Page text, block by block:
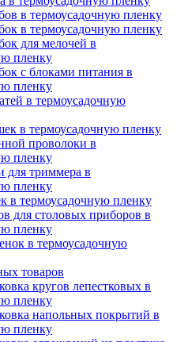
в термоусадочную пленку
в термоусадочную пленку
для мелочей в
пленку
с блоками питания в
пленку
в термоусадочную
в термоусадочную пленку
проволоки в
пленку
для триммера в
пленку
в термоусадочную пленку
для столовых приборов в
пленку
в термоусадочную
товаров
кругов лепестковых в
пленку
напольных покрытий в
пленку